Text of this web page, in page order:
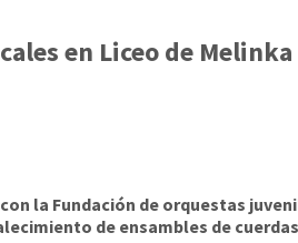
en Liceo de Melinka
la Fundación de orquestas
de ensambles de